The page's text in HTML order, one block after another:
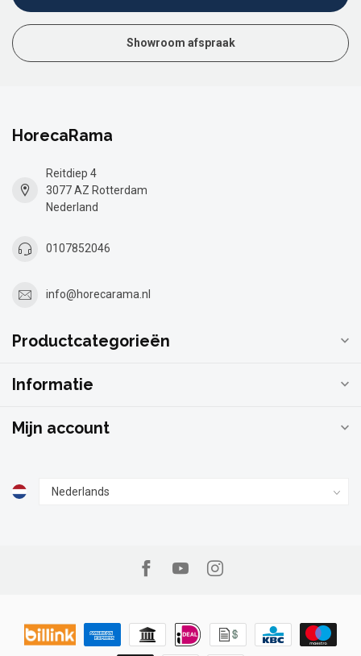
Showroom afspraak
HorecaRama
Reitdiep 4
3077 AZ Rotterdam
Nederland
0107852046
info@horecarama.nl
Productcategorieën
Informatie
Mijn account